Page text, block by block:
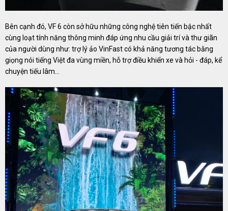
Bên cạnh đó, VF 6 còn sở hữu những công nghệ tiên tiến bậc nhất
cùng loạt tính năng thông minh đáp ứng nhu cầu giải trí và thư giãn
của người dùng như: trợ lý ảo VinFast có khả năng tương tác bằng
giọng nói tiếng Việt đa vùng miền, hỗ trợ điều khiển xe và hỏi - đáp, kể
chuyện tiếu lâm…